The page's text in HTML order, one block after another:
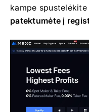
kampe spustelėkite
patektumėte į